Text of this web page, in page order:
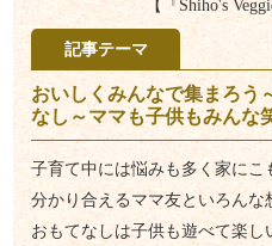
【『Shiho's
記事テーマ
おいしくみんなで集まろう
なし～ママも子供もみんな
子育て中には悩みも多く家に
分かり合えるママ友といろん
おもてなしは子供も遊べて楽